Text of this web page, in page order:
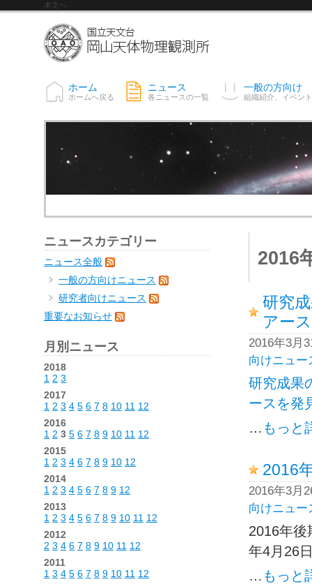
本文へ
ホーム
ホームへ戻る
ニュース
各ニュースの一覧
一般の方向け
組織紹介、イベン
2016
研究
アー
2016年3月
向けニュー
研究成果
ースを発
… もっと
2016
2016年3月
向けニュー
2016年後
年4月26
… もっと
ニュースカテゴリー
ニュース全般
一般の方向けニュース
研究者向けニュース
重要なお知らせ
月別ニュース
2018
1 2 3
2017
1 2 3 4 5 6 7 8 10 11 12
2016
1 2 3 5 6 7 8 9 10 11 12
2015
1 2 3 4 6 7 8 9 10 12
2014
1 2 3 4 5 6 7 8 9 12
2013
1 2 3 4 5 6 7 8 9 10 11 12
2012
2 3 4 6 7 8 9 10 11 12
2011
1 3 4 5 6 7 8 9 10 11 12